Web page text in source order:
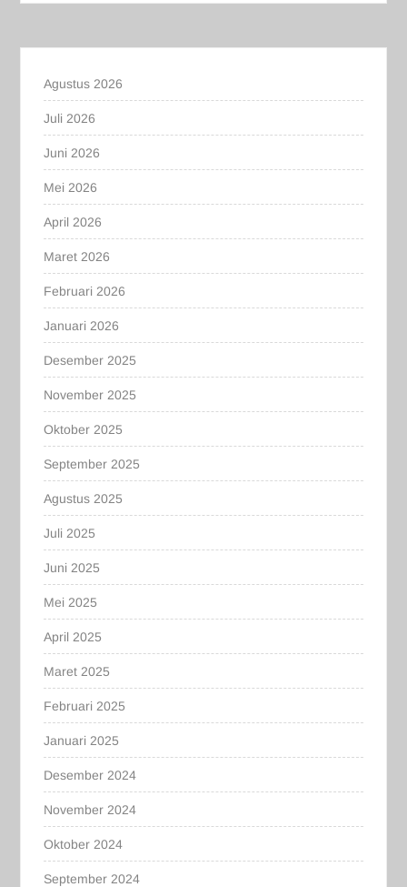
Agustus 2026
Juli 2026
Juni 2026
Mei 2026
April 2026
Maret 2026
Februari 2026
Januari 2026
Desember 2025
November 2025
Oktober 2025
September 2025
Agustus 2025
Juli 2025
Juni 2025
Mei 2025
April 2025
Maret 2025
Februari 2025
Januari 2025
Desember 2024
November 2024
Oktober 2024
September 2024